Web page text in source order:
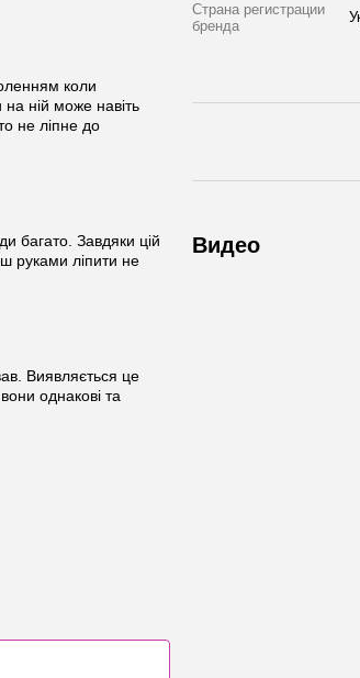
коли
ній може навіть
не ліпне до
багато. Завдяки цій
руками ліпити не
Виявляється це
однакові та
Страна регистрации
бренда
Видео